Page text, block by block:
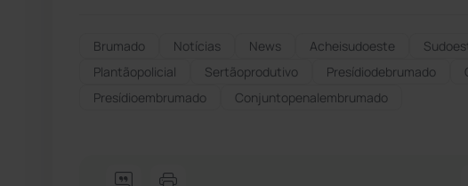
Brumado Notícias News Acheisudoeste
Plantãopolicial
Sertãoprodutivo Presídiodebrumado
Presídioembrumado
Conjuntopenalembrumado